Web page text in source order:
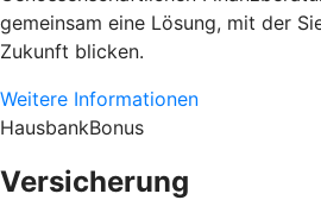
gemeinsam eine Lösung, mit der
Zukunft blicken.
Weitere Informationen
HausbankBonus
Versicherung